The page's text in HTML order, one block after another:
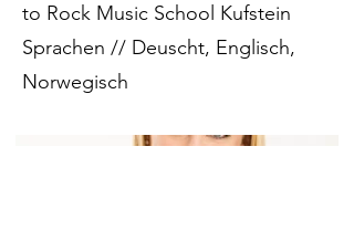
to Rock Music School Kufstein
Sprachen // Deuscht, Englisch,
Norwegisch